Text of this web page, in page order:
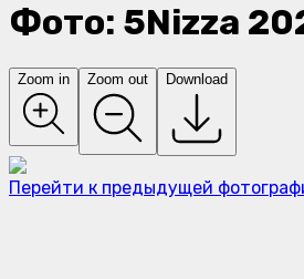
Фото: 5Nizza
Zoom in Zoom out Download
Перейти к предыдущей